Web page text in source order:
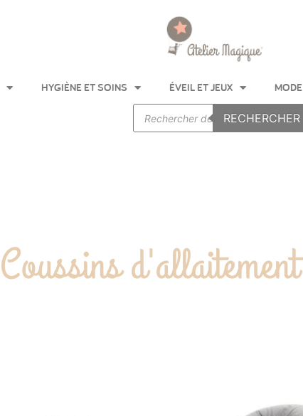
HYGIÈNE ET SOINS ÉVEIL ET JEUX MODE
RECHERCHER
Coussins d'allaitement